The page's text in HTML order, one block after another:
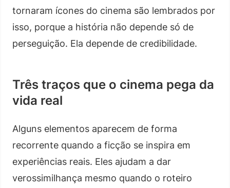
tornaram ícones do cinema são lembrados por
isso, porque a história não depende só de
perseguição. Ela depende de credibilidade.
Três traços que o cinema pega da
vida real
Alguns elementos aparecem de forma
recorrente quando a ficção se inspira em
experiências reais. Eles ajudam a dar
verossimilhança mesmo quando o roteiro